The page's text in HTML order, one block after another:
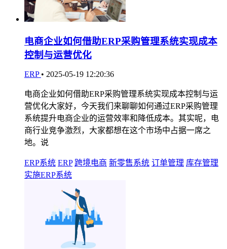
电商企业如何借助ERP采购管理系统实现成本
控制与运营优化
ERP • 2025-05-19 12:20:36
电商企业如何借助ERP采购管理系统实现成本控制与运
营优化大家好，今天我们来聊聊如何通过ERP采购管理
系统提升电商企业的运营效率和降低成本。其实呢，电
商行业竞争激烈，大家都想在这个市场中占据一席之
地。说
ERP系统 ERP 跨境电商 新零售系统 订单管理 库存管理
实施ERP系统